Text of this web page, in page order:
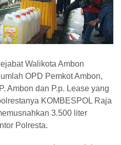
Walikota Ambon
OPD Pemkot Ambon,
Ambon dan P.p. Lease yang
KOMBESPOL Raja
3.500 liter
Polresta.